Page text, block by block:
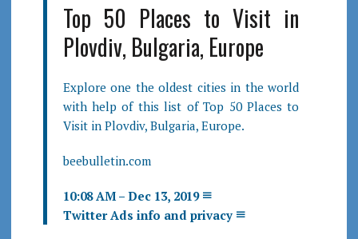
Top 50 Places to Visit in
Plovdiv, Bulgaria, Europe
Explore one the oldest cities in the world
with help of this list of Top 50 Places to
Visit in Plovdiv, Bulgaria, Europe.
beebulletin.com
10:08 AM – Dec 13, 2019
Twitter Ads info and privacy